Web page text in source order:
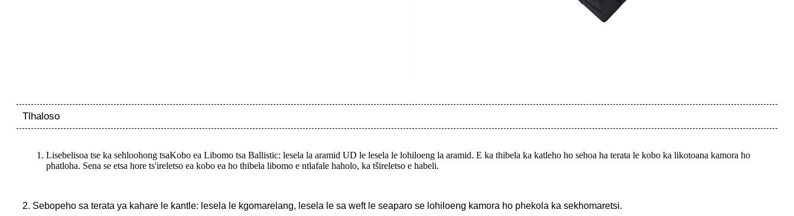
Tlhaloso
Lisebelisoa tse ka sehloohong tsaKobo ea Libomo tsa Ballistic: lesela la aramid UD le lesela le lohiloeng la aramid. E ka thibela ka katleho ho sehoa ha terata le kobo ka likotoana kamora ho
phatloha. Sena se etsa hore ts'ireletso ea kobo ea ho thibela libomo e ntlafale haholo, ka tšireletso e habeli.
2. Sebopeho sa terata ya kahare le kantle: lesela le kgomarelang, lesela le sa weft le seaparo se lohiloeng kamora ho phekola ka sekhomaretsi.